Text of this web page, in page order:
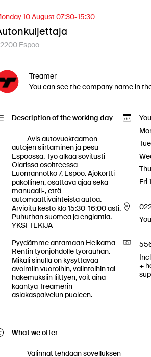
10 August 07:30-15:30
Espoo
Treamer
You can see the company name in
Description of the working day
autojen siirtäminen ja pesu
Espoossa. Työ alkaa sovitusti
Olarissa osoitteessa
Luomannotko 7, Espoo. Ajokortti
pakollinen, osattava ajaa sekä
manuaali-, että
automaattivaihteista autoa.
Arvioitu kesto klo 15:30-16:00 asti.
Puhuthan suomea ja englantia.
YKSI TEKIJÄ
Pyydämme antamaan Helkama
Rentin työnjohdolle työrauhan.
Mikäli sinulla on kysyttävää
avoimiin vuoroihin, valintoihin tai
hakemuksiin liittyen, voit aina
kääntyä Treamerin
asiakaspalvelun puoleen.
What we offer
Fri
+